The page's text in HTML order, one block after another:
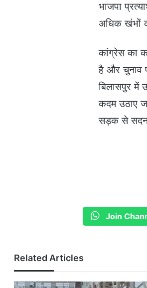
भाजपा
अधिक खंभों
कांग्रेस का
है और चुनाव
बिलासपुर में
कदम उठाए
सड़क से सदन
Join
Related Articles